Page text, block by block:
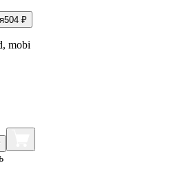
504 ₽
mobi